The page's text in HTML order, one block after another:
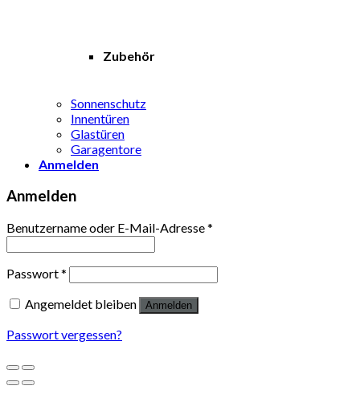
Zubehör
Sonnenschutz
Innentüren
Glastüren
Garagentore
Anmelden
Anmelden
Benutzername oder E-Mail-Adresse*
Passwort*
Angemeldet bleiben
Anmelden
Passwort vergessen?